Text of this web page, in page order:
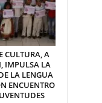
CULTURA, A
IMPULSA LA
LA LENGUA
ENCUENTRO